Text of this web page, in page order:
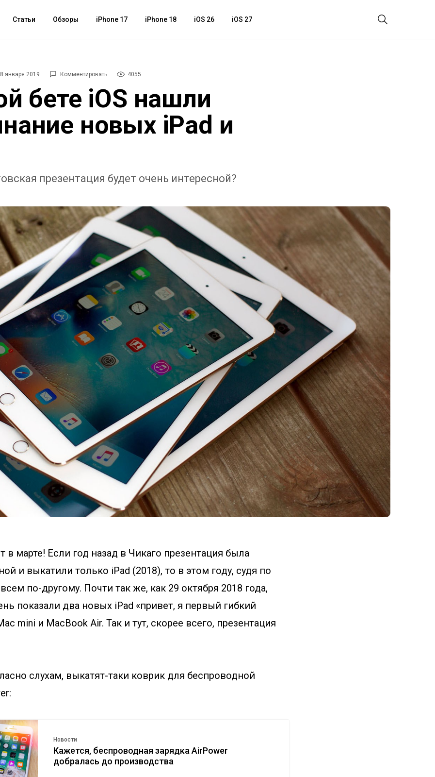
Статьи Обзоры iPhone 17 iPhone 18 iOS 26 iOS 27
января 2019 Комментировать 4055
бете iOS нашли
новых iPad и
презентация будет очень интересной?
в марте! Если год назад в Чикаго презентация была
и выкатили только iPad (2018), то в этом году, судя по
по-другому. Почти так же, как 29 октября 2018 года,
показали два новых iPad «привет, я первый гибкий
mini и MacBook Air. Так и тут, скорее всего, презентация
слухам, выкатят-таки коврик для беспроводной
Новости
Кажется, беспроводная зарядка AirPower
добралась до производства